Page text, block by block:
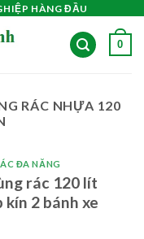
HÀNG ĐẦU
0
RÁC NHỰA 120
ĐA NĂNG
rác 120 lít
kín 2 bánh xe